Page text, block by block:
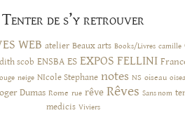
Tenter de s’y retrouver
WEB atelier Beaux arts Books/Livres camille
scob ENSBA ES EXPOS FELLINI
neige NIcole Stephane notes NS oiseau
Dumas Rome rue rêve Rêves Sans nom
medicis Viviers